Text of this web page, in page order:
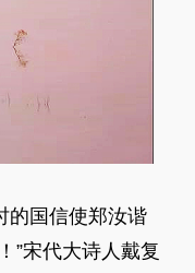
的国信使郑汝谐
”宋代大诗人戴复